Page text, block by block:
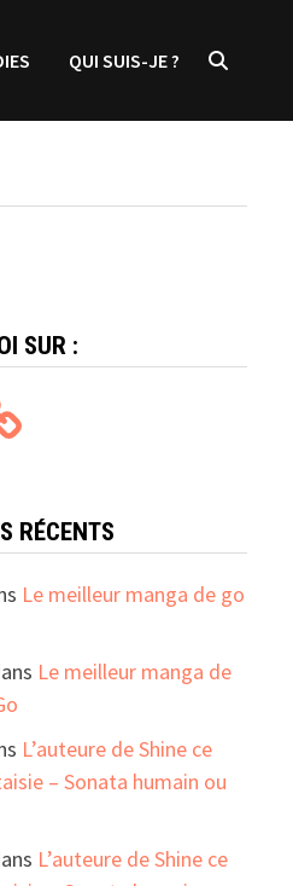
QUI SUIS-JE ?
SUR :
RÉCENTS
Le meilleur manga de go
Le meilleur manga de
L’auteure de Shine ce
– Sonata humain ou
L’auteure de Shine ce